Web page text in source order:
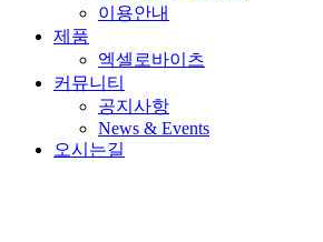
이용안내
제품
엑셀로바이츠
커뮤니티
공지사항
News & Events
오시는길